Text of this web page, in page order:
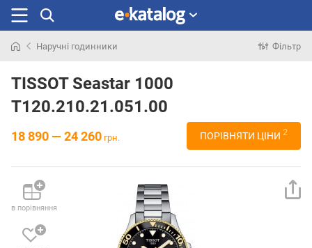
раніше
Наручні годинники Фільтр
TISSOT Seastar 1000
T120.210.21.051.00
18 890 — 24 260 грн. ПОРІВНЯТИ ЦІНИ 2
в порівняння